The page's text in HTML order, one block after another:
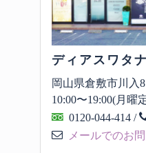
ディアスワタ
岡山県倉敷市川入
10:00〜19:00(月曜
0120-044-414 /
メールでのお